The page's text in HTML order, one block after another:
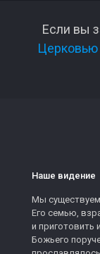
Если вы
Церковью
Наше видение
Мы
Его семью,
и приготовить
Божьего